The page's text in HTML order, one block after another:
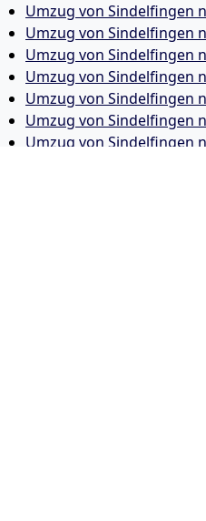
Umzug von Sindelfingen
Umzug von Sindelfingen
Umzug von Sindelfingen
Umzug von Sindelfingen
Umzug von Sindelfingen
Umzug von Sindelfingen
Umzug von Sindelfingen